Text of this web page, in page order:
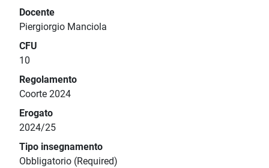
Docente
Piergiorgio Manciola
CFU
10
Regolamento
Coorte 2024
Erogato
2024/25
Tipo insegnamento
Obbligatorio (Required)